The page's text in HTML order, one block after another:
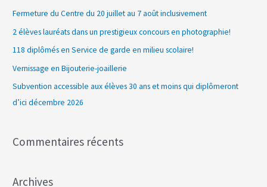
h
e
r
Fermeture du Centre du 20 juillet au 7 août inclusivement
2 élèves lauréats dans un prestigieux concours en photographie!
118 diplômés en Service de garde en milieu scolaire!
Vernissage en Bijouterie-joaillerie
Subvention accessible aux élèves 30 ans et moins qui diplômeront
d’ici décembre 2026
Commentaires récents
Archives